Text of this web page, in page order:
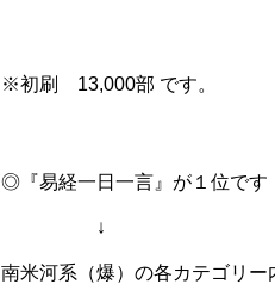
※初刷 13,000部 です。
◎『易経一日一言』が１位です
↓
南米河系（爆）の各カテゴリー